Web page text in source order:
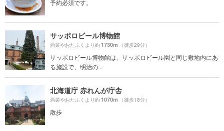
予約必須です。
サッポロビール博物館
酒菜やおたふくより約1730m （徒歩29分）
サッポロビール博物館は、サッポロビール園と同じ敷地内にあ
る施設で、明治の...
北海道庁 赤れんが庁舎
酒菜やおたふくより約1070m （徒歩18分）
散歩